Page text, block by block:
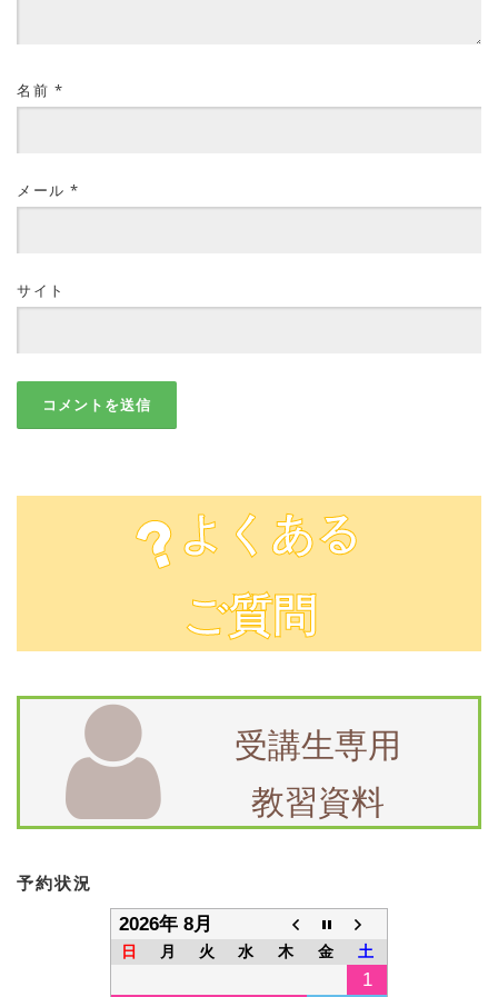
名前 *
メール *
サイト
よくある
ご質問
受講生専用
教習資料
予約状況
2026年 8月
日 月 火 水 木 金 土
1